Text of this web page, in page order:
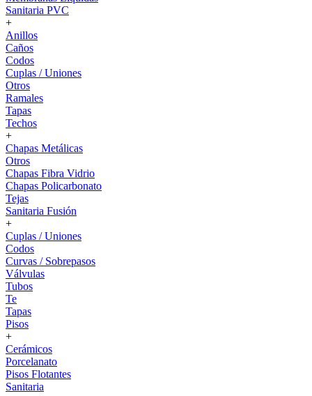
Sanitaria PVC
+
Anillos
Caños
Codos
Cuplas / Uniones
Otros
Ramales
Tapas
Techos
+
Chapas Metálicas
Otros
Chapas Fibra Vidrio
Chapas Policarbonato
Tejas
Sanitaria Fusión
+
Cuplas / Uniones
Codos
Curvas / Sobrepasos
Válvulas
Tubos
Te
Tapas
Pisos
+
Cerámicos
Porcelanato
Pisos Flotantes
Sanitaria